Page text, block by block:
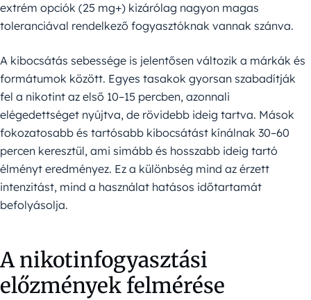
extrém opciók (25 mg+) kizárólag nagyon magas
toleranciával rendelkező fogyasztóknak vannak szánva.
A kibocsátás sebessége is jelentősen változik a márkák és
formátumok között. Egyes tasakok gyorsan szabadítják
fel a nikotint az első 10–15 percben, azonnali
elégedettséget nyújtva, de rövidebb ideig tartva. Mások
fokozatosabb és tartósabb kibocsátást kínálnak 30–60
percen keresztül, ami simább és hosszabb ideig tartó
élményt eredményez. Ez a különbség mind az érzett
intenzitást, mind a használat hatásos időtartamát
befolyásolja.
A nikotinfogyasztási
előzmények felmérése